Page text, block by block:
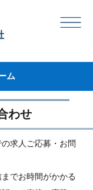
ム
わせ
求人ご応募・お問
でお時間がかかる